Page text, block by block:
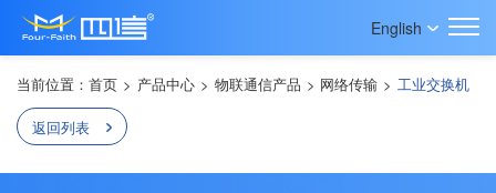
English
当前位置： 首页 > 产品中心 > 物联通信产品 > 网络传输 > 工业交换机
返回列表